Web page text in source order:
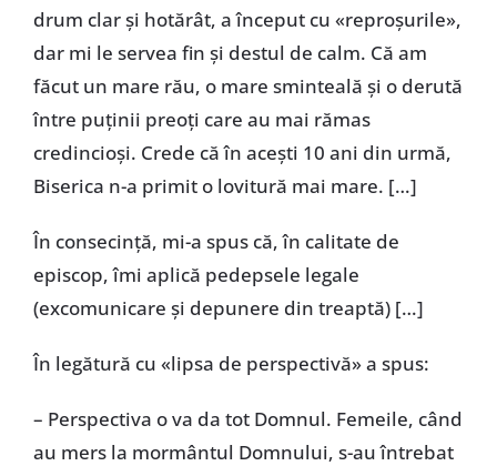
drum clar și hotărât, a început cu «reproșurile»,
dar mi le servea fin și destul de calm. Că am
făcut un mare rău, o mare sminteală și o derută
între puținii preoți care au mai rămas
credincioși. Crede că în acești 10 ani din urmă,
Biserica n-a primit o lovitură mai mare. […]
În consecință, mi-a spus că, în calitate de
episcop, îmi aplică pedepsele legale
(excomunicare și depunere din treaptă) […]
În legătură cu «lipsa de perspectivă» a spus:
– Perspectiva o va da tot Domnul. Femeile, când
au mers la mormântul Domnului, s-au întrebat